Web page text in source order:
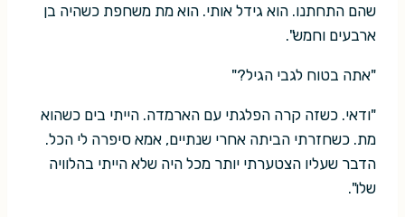
שהם התחתנו. הוא גידל אותי. הוא מת משחפת כשהיה בן
ארבעים וחמש".
"אתה בטוח לגבי הגיל?"
"ודאי. כשזה קרה הפלגתי עם הארמדה. הייתי בים כשהוא
מת. כשחזרתי הביתה אחרי שנתיים, אמא סיפרה לי הכל.
הדבר שעליו הצטערתי יותר מכל היה שלא הייתי בהלוויה
שלו".